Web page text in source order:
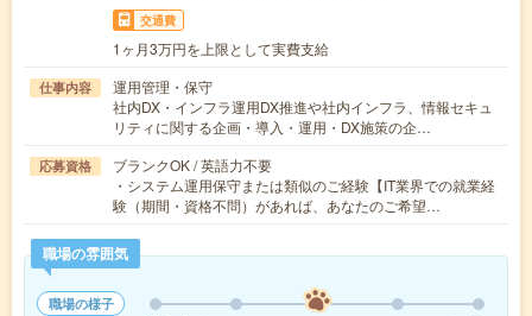
交通費
1ヶ月3万円を上限として実費支給
仕事内容
運用管理・保守
社内DX・インフラ運用DX推進や社内インフラ、情報セキュ
リティに関する企画・導入・運用・DX施策の企…
応募資格
ブランクOK / 英語力不要
・システム運用保守または類似のご経験【IT業界での就業経
験（期間・資格不問）があれば、あなたのご希望…
職場の雰囲気
職場の様子